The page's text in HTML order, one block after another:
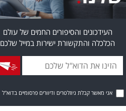
העידכונים והסיפורים החמים של עולם
הכלכלה והתקשורת ישירות במייל שלכם
אני מאשר קבלת ניוזלטרים ודיוורים פרסומיים בדוא"ל